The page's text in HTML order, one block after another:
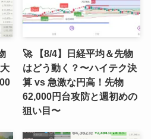
🚀 【8/4】日経平均＆先物
はどう動く？〜ハイテク決
算 vs 急激な円高！先物
62,000円台攻防と週初めの
狙い目〜